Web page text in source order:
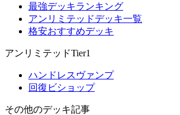
最強デッキランキング
アンリミテッドデッキ一覧
格安おすすめデッキ
アンリミテッドTier1
ハンドレスヴァンプ
回復ビショップ
その他のデッキ記事